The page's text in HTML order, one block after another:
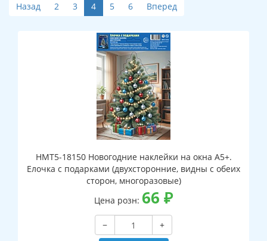
Назад 2 3 4 5 6 Вперед
НМТ5-18150 Новогодние наклейки на окна А5+.
Елочка с подарками (двухсторонние, видны с обеих
сторон, многоразовые)
Цена розн: 66 ₽
−
+